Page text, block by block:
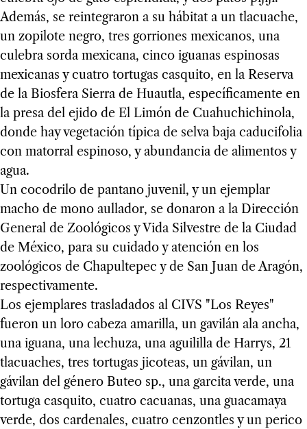
Además, se reintegraron a su hábitat a un tlacuache,
un zopilote negro, tres gorriones mexicanos, una
culebra sorda mexicana, cinco iguanas espinosas
mexicanas y cuatro tortugas casquito, en la Reserva
de la Biosfera Sierra de Huautla, específicamente en
la presa del ejido de El Limón de Cuahuchichinola,
donde hay vegetación típica de selva baja caducifolia
con matorral espinoso, y abundancia de alimentos y
agua.
Un cocodrilo de pantano juvenil, y un ejemplar
macho de mono aullador, se donaron a la Dirección
General de Zoológicos y Vida Silvestre de la Ciudad
de México, para su cuidado y atención en los
zoológicos de Chapultepec y de San Juan de Aragón,
respectivamente.
Los ejemplares trasladados al CIVS "Los Reyes"
fueron un loro cabeza amarilla, un gavilán ala ancha,
una iguana, una lechuza, una aguililla de Harrys, 21
tlacuaches, tres tortugas jicoteas, un gávilan, un
gávilan del género Buteo sp., una garcita verde, una
tortuga casquito, cuatro cacuanas, una guacamaya
verde, dos cardenales, cuatro cenzontles y un perico